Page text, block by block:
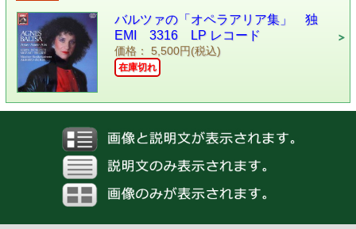
バルツァの「オペラアリア集」 独
EMI 3316 LP レコード
価格： 5,500円(税込)
在庫切れ